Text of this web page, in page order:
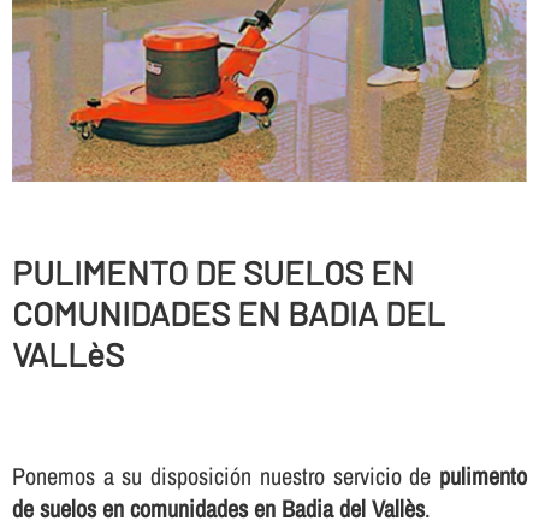
PULIMENTO DE SUELOS EN
COMUNIDADES EN BADIA DEL
VALLèS
Ponemos a su disposición nuestro servicio de pulimento
de suelos en comunidades en Badia del Vallès.